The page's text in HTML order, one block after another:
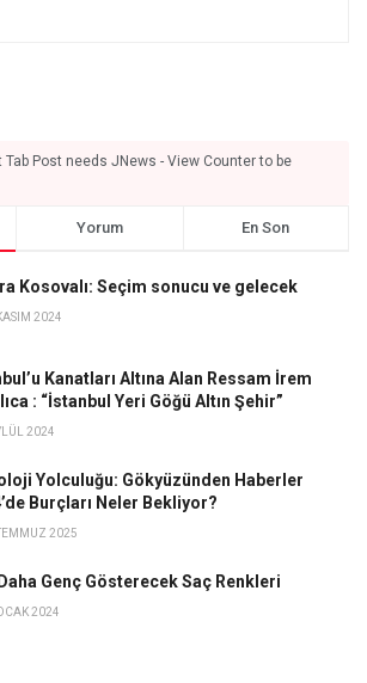
Tab Post needs JNews - View Counter to be
Yorum En Son
Kosovalı: Seçim sonucu ve gelecek
2024
Kanatları Altına Alan Ressam İrem
: “İstanbul Yeri Göğü Altın Şehir”
2024
Yolculuğu: Gökyüzünden Haberler
Burçları Neler Bekliyor?
2025
Genç Gösterecek Saç Renkleri
2024